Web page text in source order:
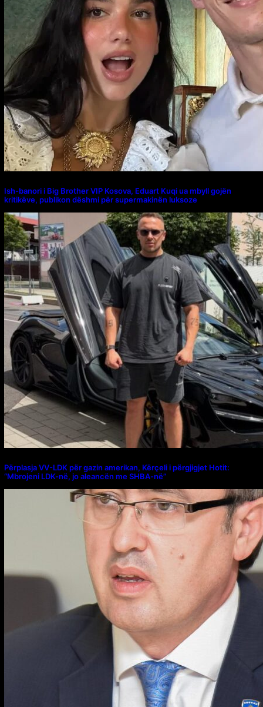
Ish-banori i Big Brother VIP Kosova, Eduart Kuqi ua mbyll gojën
kritikëve, publikon dëshmi për supermakinën luksoze
Përplasja VV-LDK për gazin amerikan, Kërçeli i përgjigjet Hotit:
“Mbrojeni LDK-në, jo aleancën me SHBA-në”